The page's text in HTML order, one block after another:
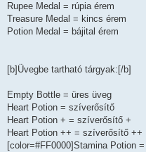
Rupee Medal = rúpia érem
Treasure Medal = kincs érem
Potion Medal = bájital érem
[b]Üvegbe tartható tárgyak:[/b]
Empty Bottle = üres üveg
Heart Potion = szíverősítő
Heart Potion + = szíverősítő +
Heart Potion ++ = szíverősítő ++
[color=#FF0000]Stamina Potion